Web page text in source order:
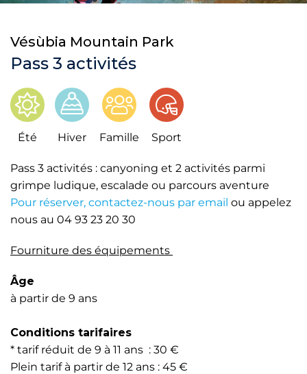
Vésùbia Mountain Park
Pass 3 activités
Été Hiver Famille Sport
Pass 3 activités : canyoning et 2 activités parmi
grimpe ludique, escalade ou parcours aventure
Pour réserver, contactez-nous par email ou appelez
nous au 04 93 23 20 30
Fourniture des équipements
Âge
à partir de 9 ans
Conditions tarifaires
* tarif réduit de 9 à 11 ans : 30 €
Plein tarif à partir de 12 ans : 45 €